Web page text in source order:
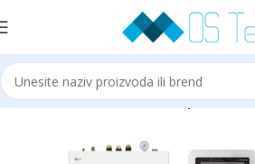
Početna LG LG Therma V Split IWT